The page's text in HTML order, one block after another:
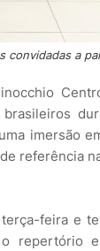
a
imersão
referência
feira e
repertório